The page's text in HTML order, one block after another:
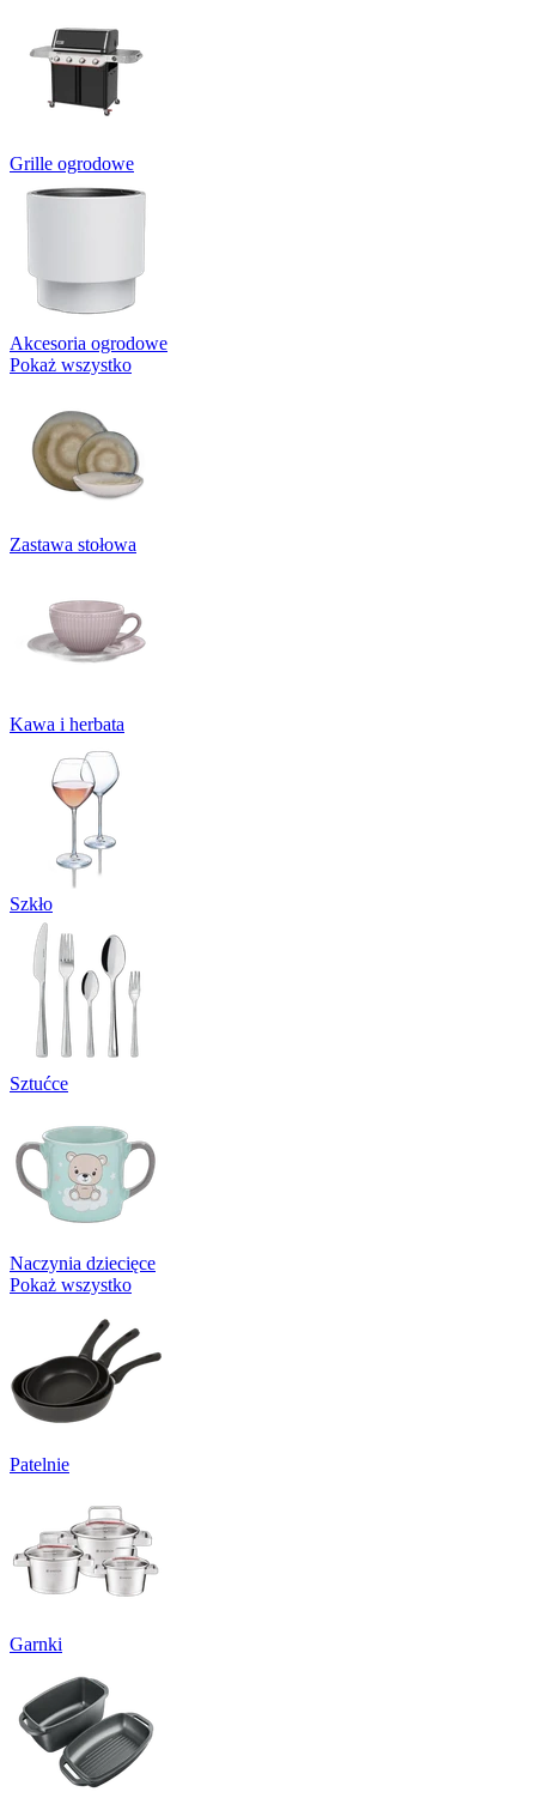
Grille ogrodowe
Akcesoria ogrodowe
Pokaż wszystko
Zastawa stołowa
Kawa i herbata
Szkło
Sztućce
Naczynia dziecięce
Pokaż wszystko
Patelnie
Garnki